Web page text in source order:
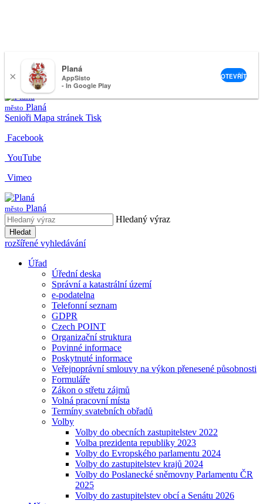
nemeckova@muplana.cz
město Planá
Senioři Mapa stránek Tisk
Facebook
YouTube
Vimeo
město Planá
Hledaný výraz
Hledat
rozšířené vyhledávání
Úřad
Úřední deska
Správní a katastrální území
e-podatelna
Telefonní seznam
GDPR
Czech POINT
Organizační struktura
Povinné informace
Poskytnuté informace
Veřejnoprávní smlouvy na výkon přenesené působnosti
Formuláře
Zákon o střetu zájmů
Volná pracovní místa
Termíny svatebních obřadů
Volby
Volby do obecních zastupitelstev 2022
Volba prezidenta republiky 2023
Volby do Evropského parlamentu 2024
Volby do zastupitelstev krajů 2024
Volby do Poslanecké sněmovny Parlamentu ČR
2025
Volby do zastupitelstev obcí a Senátu 2026
×
Planá
AppSisto
- In Google Play
OTEVŘÍT